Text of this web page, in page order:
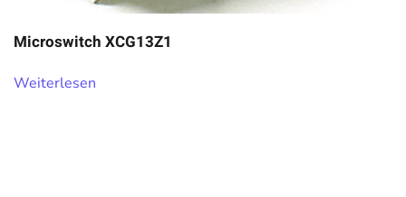
Microswitch XCG13Z1
Weiterlesen